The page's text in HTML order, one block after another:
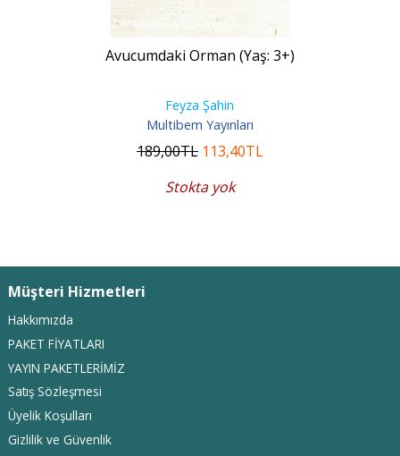
Avucumdaki Orman (Yaş: 3+)
Feyza Şahin
Multibem Yayınları
189,00TL 113,40TL
Stokta yok
Müşteri Hizmetleri
Hakkımızda
PAKET FİYATLARI
YAYIN PAKETLERİMİZ
Satış Sözleşmesi
Üyelik Koşulları
Gizlilik ve Güvenlik